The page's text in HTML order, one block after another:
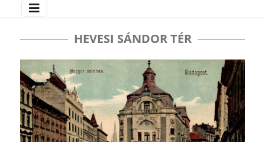
HEVESI SÁNDOR TÉR